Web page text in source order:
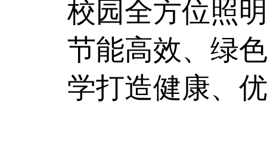
校园全方位照
节能高效、绿
学打造健康、